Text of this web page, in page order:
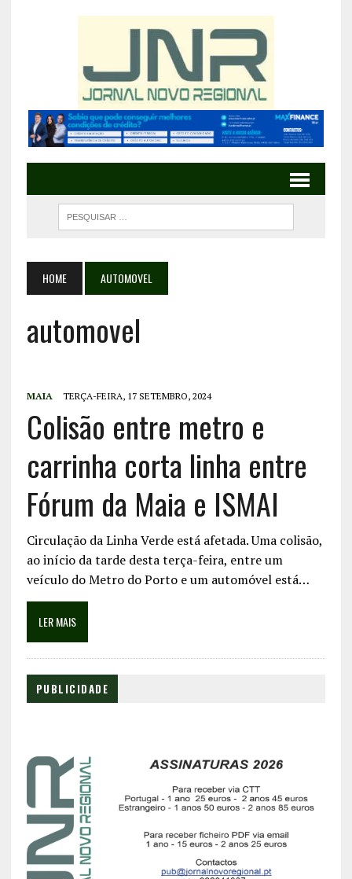
HOME AUTOMOVEL
automovel
MAIA TERÇA-FEIRA, 17 SETEMBRO, 2024
Colisão entre metro e
carrinha corta linha entre
Fórum da Maia e ISMAI
Circulação da Linha Verde está afetada. Uma colisão,
ao início da tarde desta terça-feira, entre um
veículo do Metro do Porto e um automóvel está…
LER MAIS
PUBLICIDADE